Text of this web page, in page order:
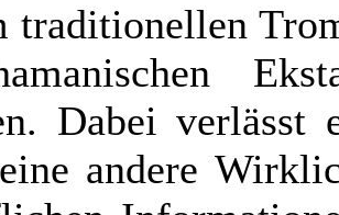
traditionellen
Dabei verlässt
andere